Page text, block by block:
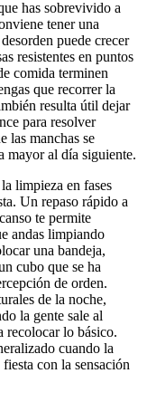
has sobrevivido a
tener una
puede crecer
resistentes en puntos
comida terminen
que recorrer la
resulta útil dejar
para resolver
las manchas se
mayor al día siguiente.
limpieza en fases
Un repaso rápido a
te permite
andas limpiando
una bandeja,
cubo que se ha
de orden.
de la noche,
la gente sale al
recolocar lo básico.
cuando la
con la sensación